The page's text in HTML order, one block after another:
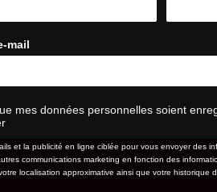
mail
mes données personnelles soient
et la publicité en ligne ciblée pour vous envoyer des
communications marketing en fonction des
localisation approximative ainsi que votre historique